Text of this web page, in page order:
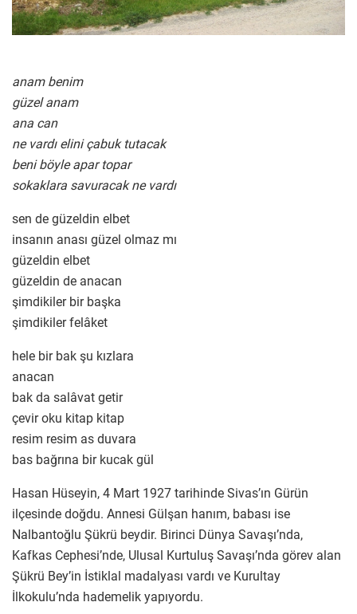
anam benim
güzel anam
ana can
ne vardı elini çabuk tutacak
beni böyle apar topar
sokaklara savuracak ne vardı
sen de güzeldin elbet
insanın anası güzel olmaz mı
güzeldin elbet
güzeldin de anacan
şimdikiler bir başka
şimdikiler felâket
hele bir bak şu kızlara
anacan
bak da salâvat getir
çevir oku kitap kitap
resim resim as duvara
bas bağrına bir kucak gül
Hasan Hüseyin, 4 Mart 1927 tarihinde Sivas’ın Gürün
ilçesinde doğdu. Annesi Gülşan hanım, babası ise
Nalbantoğlu Şükrü beydir. Birinci Dünya Savaşı’nda,
Kafkas Cephesi’nde, Ulusal Kurtuluş Savaşı’nda görev alan
Şükrü Bey’in İstiklal madalyası vardı ve Kurultay
İlkokulu’nda hademelik yapıyordu.